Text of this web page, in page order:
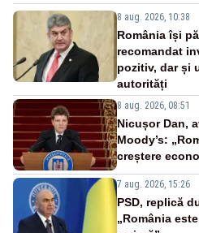
8 aug. 2026, 10:38
România își
recomandat
pozitiv, dar și
autorități
8 aug. 2026, 08:51
Nicușor Dan,
Moody’s:
creștere
7 aug. 2026, 15:26
PSD, replică
„România